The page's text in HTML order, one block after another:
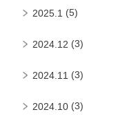
2025.1 (5)
2024.12 (3)
2024.11 (3)
2024.10 (3)